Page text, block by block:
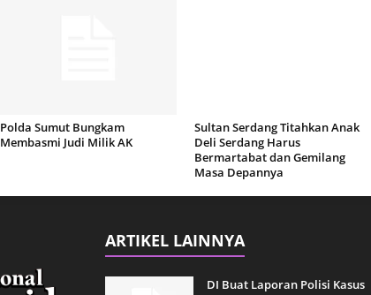
Polda Sumut Bungkam
Membasmi Judi Milik AK
Sultan Serdang Titahkan Anak
Deli Serdang Harus
Bermartabat dan Gemilang
Masa Depannya
ARTIKEL LAINNYA
DI Buat Laporan Polisi Kasus